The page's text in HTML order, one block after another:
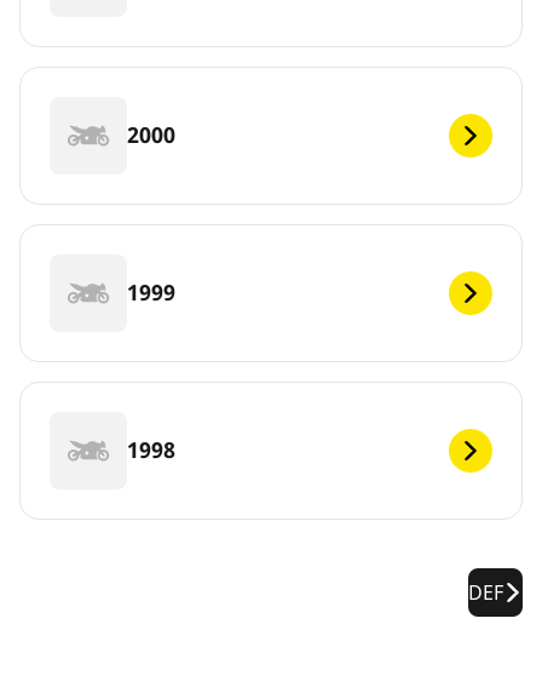
2000
1999
1998
DEF